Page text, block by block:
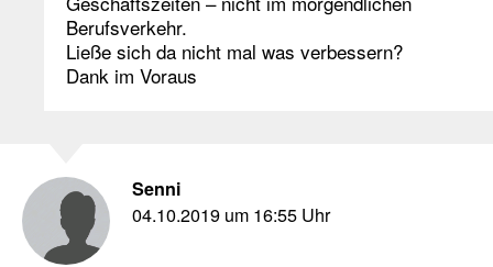
Berufsverkehr.
Ließe sich da nicht mal was verbessern?
Dank im Voraus
Senni
04.10.2019 um 16:55 Uhr